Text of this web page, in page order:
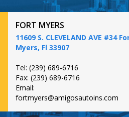
FORT MYERS
11609 S. CLEVELAND AVE #34
Myers, Fl 33907
Tel: (239) 689-6716
Fax: (239) 689-6716
Email:
fortmyers@amigosautoins.com